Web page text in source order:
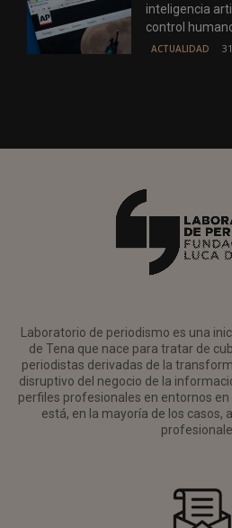
inteligencia
control
ACTUALIDAD
Laboratorio de periodismo es una
de Tena que nace para tratar de
periodistas derivadas de la
disruptivo del negocio de la
perfiles profesionales en entornos
está, en la mayoría de los casos,